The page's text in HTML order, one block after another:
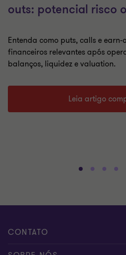
outs: potencial risco
Entenda como puts, calls e
financeiros relevantes após
balanços, liquidez e valuation.
Leia artigo
CONTATO